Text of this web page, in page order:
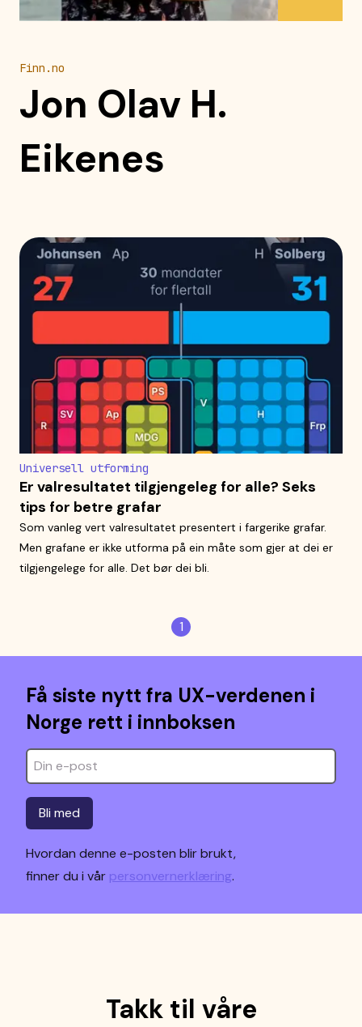
Finn.no
Jon Olav H.
Eikenes
Universell utforming
Er valresultatet tilgjengeleg for alle? Seks
tips for betre grafar
Som vanleg vert valresultatet presentert i fargerike grafar.
Men grafane er ikke utforma på ein måte som gjer at dei er
tilgjengelege for alle. Det bør dei bli.
1
Få siste nytt fra UX-verdenen i
Norge rett i innboksen
Bli med
Hvordan denne e-posten blir brukt,
finner du i vår personvernerklæring.
Takk til våre